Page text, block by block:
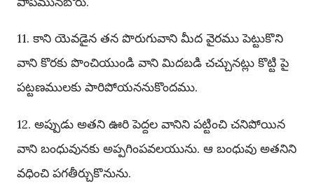
11. కాని యెవడైన తన పొరుగువాని మీద వైరము పెట్టుకొని
వాని కొరకు పొంచియుండి వాని మిదబడి చచ్చునట్లు కొట్టి పై
పట్టణములకు పారిపోయననుకొందము.
12. అప్పుడు అతని ఊరి పెద్దల వానిని పట్టించి చనిపోయిన
వాని బంధువునకు అప్పగింపవలయును. ఆ బంధువు అతనిని
వధించి పగతీర్చుకొనును.